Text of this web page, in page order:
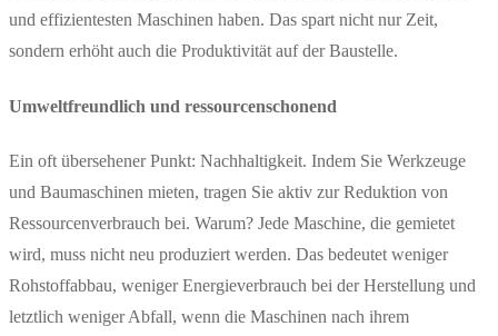
und effizientesten Maschinen haben. Das spart nicht nur Zeit,
sondern erhöht auch die Produktivität auf der Baustelle.
Umweltfreundlich und ressourcenschonend
Ein oft übersehener Punkt: Nachhaltigkeit. Indem Sie Werkzeuge
und Baumaschinen mieten, tragen Sie aktiv zur Reduktion von
Ressourcenverbrauch bei. Warum? Jede Maschine, die gemietet
wird, muss nicht neu produziert werden. Das bedeutet weniger
Rohstoffabbau, weniger Energieverbrauch bei der Herstellung und
letztlich weniger Abfall, wenn die Maschinen nach ihrem